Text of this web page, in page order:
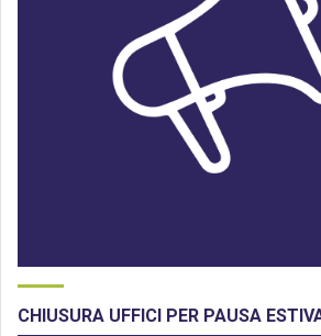
CHIUSURA UFFICI PER PAUSA